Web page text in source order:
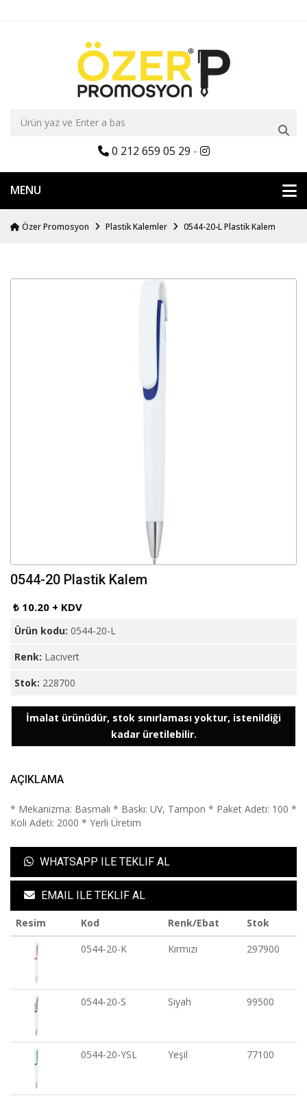
0 212 659 05 29 -
MENU
Özer Promosyon Plastik Kalemler 0544-20-L Plastik Kalem
0544-20 Plastik Kalem
₺ 10.20 + KDV
Ürün kodu: 0544-20-L
Renk: Lacivert
Stok: 228700
İmalat ürünüdür, stok sınırlaması yoktur, istenildiği
kadar üretilebilir.
AÇIKLAMA
* Mekanizma: Basmalı * Baskı: UV, Tampon * Paket Adeti: 100 *
Koli Adeti: 2000 * Yerli Üretim
WHATSAPP ILE TEKLIF AL
EMAIL ILE TEKLIF AL
Resim Kod Renk/Ebat
Stok
0544-20-K
Kırmızı 297900
0544-20-S Siyah 99500
0544-20-YSL Yeşil 77100